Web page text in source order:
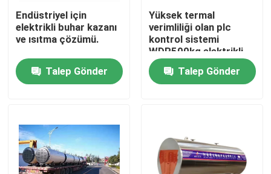
Ev
Endüstriyel için
elektrikli buhar kazanı
ve ısıtma çözümü.
Talep Gönder
Yüksek termal
verimliliği olan plc
kontrol sistemi
WDR500kg elektrikli
ısıtma buhar kazanı
Talep Gönder